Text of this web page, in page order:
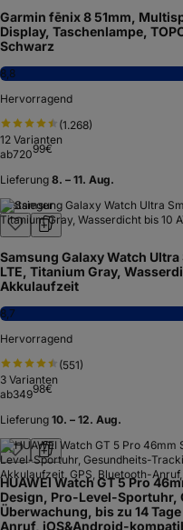
Garmin fēnix 8 51mm,
Display, Taschenlampe,
Schwarz
8,8
Hervorragend
(1.268)
12 Varianten
ab72099€
Lieferung 8. – 11. Aug.
Testsieger
Samsung Galaxy Watch
LTE, Titanium Gray,
Akkulaufzeit
8,7
Hervorragend
(551)
3 Varianten
ab34998€
Lieferung 10. – 12. Aug.
HUAWEI Watch GT 5 Pro
Design, Pro-Level-Sportuhr,
Überwachung, bis zu 14
Anruf, iOS&Android-